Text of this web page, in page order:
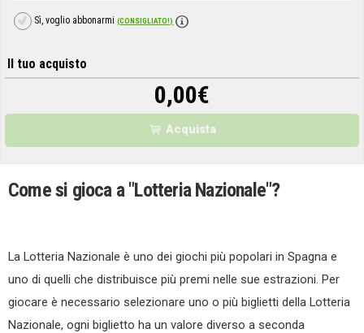
Sì, voglio abbonarmi(CONSIGLIATO!)
Il tuo acquisto
0,00€
Acquista
Come si gioca a "Lotteria Nazionale"?
La Lotteria Nazionale è uno dei giochi più popolari in Spagna e
uno di quelli che distribuisce più premi nelle sue estrazioni. Per
giocare è necessario selezionare uno o più biglietti della Lotteria
Nazionale, ogni biglietto ha un valore diverso a seconda